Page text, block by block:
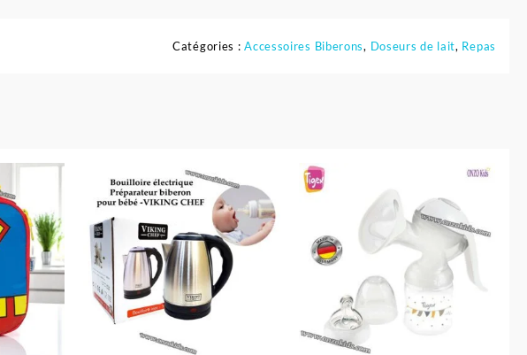
Catégories :Accessoires Biberons, Doseurs de lait, Repas